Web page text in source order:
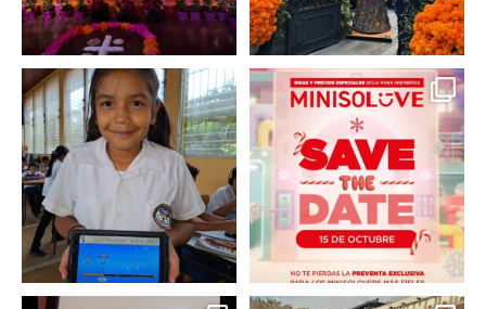
En un contexto donde
muchas niñas y
adolescentes...
0 0
La temporada navideña
llegó a @minisomexico...
2 0